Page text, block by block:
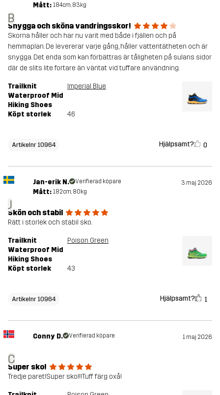
B
Mått: 184cm, 83kg
Snygga och sköna vandringsskor!
Skorna håller och har nu varit med både i fjällen och på
hemmaplan. De levererar varje gång, håller vattentätheten och är
snygga. Det enda som kan förbättras är tåligheten på sulans sidor
där de slits lite fortare än väntat vid tuffare användning.
Trailknit
Waterproof Mid
Hiking Shoes
Imperial Blue
Köpt storlek 46
Artikelnr 10964 Hjälpsamt? 0
J
Jan-erik N. Verifierad köpare 3 maj 2026
Mått: 182cm, 80kg
Skön och stabil
Rätt i storlek och stabil sko.
Trailknit
Waterproof Mid
Hiking Shoes
Poison Green
Köpt storlek 43
Artikelnr 10964 Hjälpsamt? 1
C
Conny D. Verifierad köpare 1 maj 2026
Super sko!
Tredje paret!Super sko!!!Tuff färg oxå!